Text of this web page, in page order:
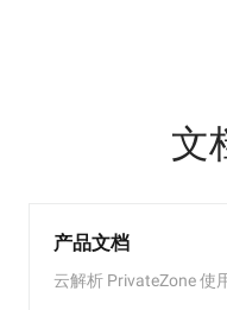
文
产品文档
云解析 PrivateZone 使